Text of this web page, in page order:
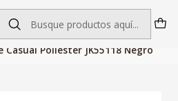
| Entregas rápidas 1–5 días hábiles
Chaquetas y Abrigos Chaquetas
Casual Poliester JK55118 Negro